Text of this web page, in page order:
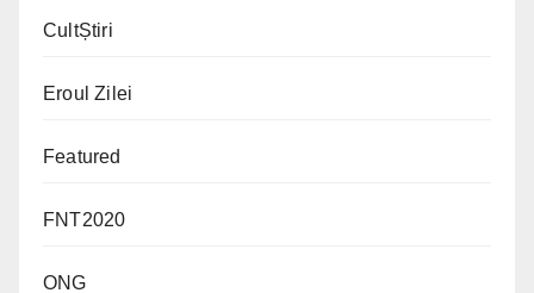
CultȘtiri
Eroul Zilei
Featured
FNT2020
ONG